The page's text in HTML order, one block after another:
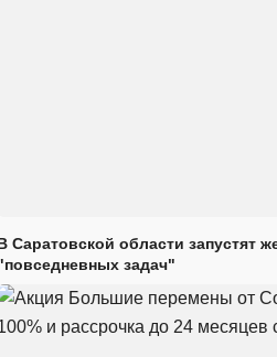
Саратовской области запустят
задач"